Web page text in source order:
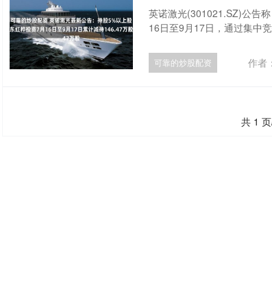
英诺激光(301021.SZ)公告
16日至9月17日，通过集中
可靠的炒股配资 作者
共 1